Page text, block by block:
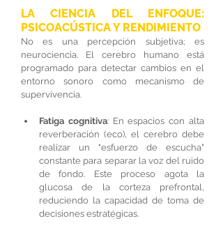
LA CIENCIA DEL ENFOQUE:
PSICOACÚSTICA Y RENDIMIENTO
No es una percepción subjetiva; es
neurociencia. El cerebro humano está
programado para detectar cambios en el
entorno sonoro como mecanismo de
supervivencia.
Fatiga cognitiva: En espacios con alta
reverberación (eco), el cerebro debe
realizar un "esfuerzo de escucha"
constante para separar la voz del ruido
de fondo. Este proceso agota la
glucosa de la corteza prefrontal,
reduciendo la capacidad de toma de
decisiones estratégicas.